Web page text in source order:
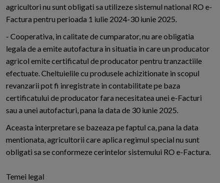
agricultori nu sunt obligati sa utilizeze sistemul national RO e-
Factura pentru perioada 1 iulie 2024-30 iunie 2025.
- Cooperativa, in calitate de cumparator, nu are obligatia
legala de a emite autofactura in situatia in care un producator
agricol emite certificatul de producator pentru tranzactiile
efectuate. Cheltuielile cu produsele achizitionate in scopul
revanzarii pot fi inregistrate in contabilitate pe baza
certificatului de producator fara necesitatea unei e-Facturi
sau a unei autofacturi, pana la data de 30 iunie 2025.
Aceasta interpretare se bazeaza pe faptul ca, pana la data
mentionata, agricultorii care aplica regimul special nu sunt
obligati sa se conformeze cerintelor sistemului RO e-Factura.
Temei legal